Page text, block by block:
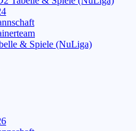
& Spiele (NuLiga)